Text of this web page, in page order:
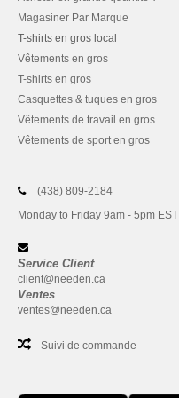
Magasiner Par Marque
T-shirts en gros local
Vêtements en gros
T-shirts en gros
Casquettes & tuques en gros
Vêtements de travail en gros
Vêtements de sport en gros
(438) 809-2184
Monday to Friday 9am - 5pm EST
Service Client
client@needen.ca
Ventes
ventes@needen.ca
Suivi de commande